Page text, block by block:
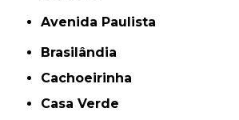
Avenida Paulista
Brasilândia
Cachoeirinha
Casa Verde